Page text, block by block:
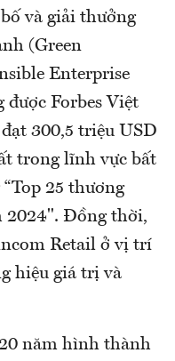
và giải thưởng
(Green
Enterprise
được Forbes Việt
300,5 triệu USD
trong lĩnh vực bất
25 thương
2024". Đồng thời,
Retail ở vị trí
hiệu giá trị và
năm hình thành